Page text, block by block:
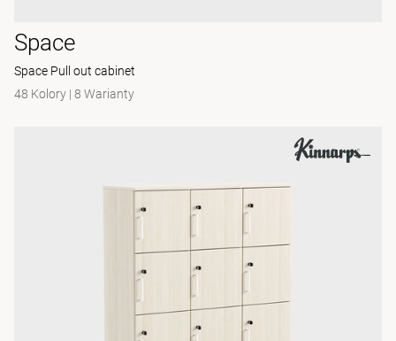
Space
Space Pull out cabinet
48 Kolory | 8 Warianty